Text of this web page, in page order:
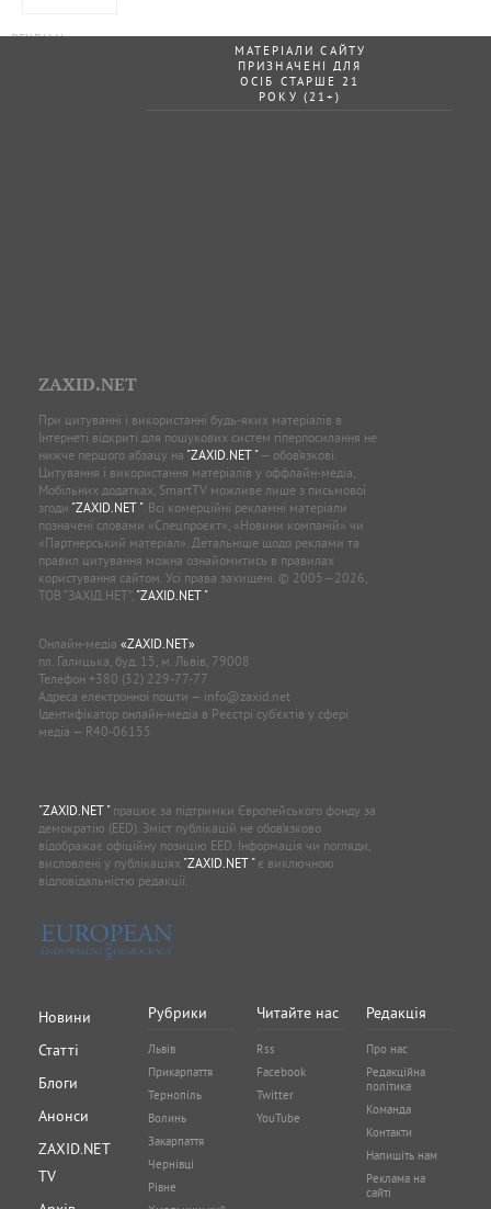
МАТЕРІАЛИ САЙТУ
ПРИЗНАЧЕНІ ДЛЯ
ОСІБ СТАРШЕ 21
РОКУ (21+)
ZAXID.NET
При цитуванні і використанні будь-яких матеріалів в
Інтернеті відкриті для пошукових систем гіперпосилання не
нижче першого абзацу на "ZAXID.NET "— обов’язкові.
Цитування і використання матеріалів у оффлайн-медіа,
Мобільних додатках, SmartTV можливе лише з письмової
згоди "ZAXID.NET ". Всі комерційні рекламні матеріали
позначені словами «Спецпроєкт», «Новини компаній» чи
«Партнерський матеріал». Детальніше щодо реклами та
правил цитування можна ознайомитись в правилах
користування сайтом. Усі права захищені. © 2005—2026,
ТОВ “ЗАХІД.НЕТ”, "ZAXID.NET ".
Онлайн-медіа «ZAXID.NET»
пл. Галицька, буд. 15, м. Львів, 79008
Телефон +380 (32) 229-77-77
Адреса електронної пошти — info@zaxid.net
Ідентифікатор онлайн-медіа в Реєстрі суб'єктів у сфері
медіа — R40-06155
"ZAXID.NET "працює за підтримки Європейського фонду за
демократію (EED). Зміст публікацій не обов’язково
відображає офіційну позицію EED. Інформація чи погляди,
висловлені у публікаціях "ZAXID.NET "є виключною
відповідальністю редакції.
Новини
Статті
Блоги
Анонси
ZAXID.NET
TV
Рубрики
Львів
Прикарпаття
Тернопіль
Волинь
Закарпаття
Чернівці
Рівне
Читайте нас
Rss
Facebook
Twitter
YouTube
Редакція
Про нас
Редакційна
політика
Команда
Контакти
Напишіть нам
Реклама на
сайті